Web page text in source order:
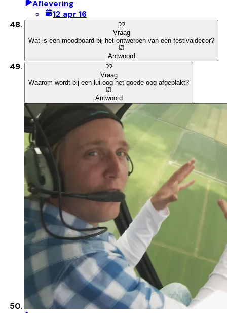
Aflevering
12 apr 16
??
Vraag
Wat is een moodboard bij het ontwerpen van een festivaldecor?
Antwoord
??
Vraag
Waarom wordt bij een lui oog het goede oog afgeplakt?
Antwoord